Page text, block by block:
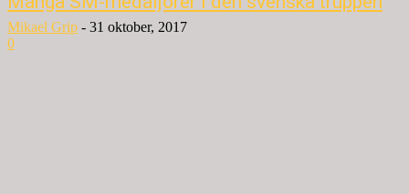
Mikael Grip - 31 oktober, 2017
0